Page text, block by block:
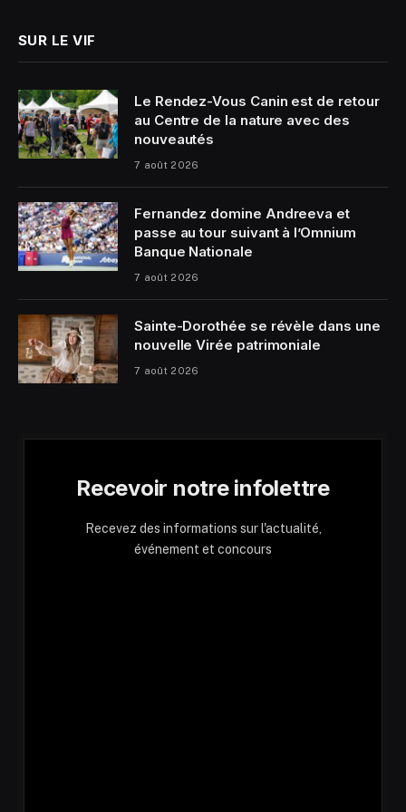
SUR LE VIF
Le Rendez-Vous Canin est de retour
au Centre de la nature avec des
nouveautés
7 août 2026
Fernandez domine Andreeva et
passe au tour suivant à l’Omnium
Banque Nationale
7 août 2026
Sainte-Dorothée se révèle dans une
nouvelle Virée patrimoniale
7 août 2026
Recevoir notre infolettre
Recevez des informations sur l'actualité,
événement et concours